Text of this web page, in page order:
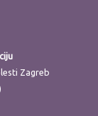
Zagreb